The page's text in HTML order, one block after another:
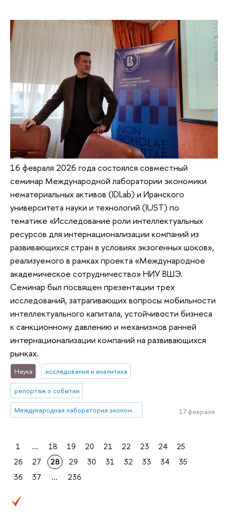
16 февраля 2026 года состоялся совместный
семинар Международной лаборатории экономики
нематериальных активов (IDLab) и Иранского
университета науки и технологий (IUST) по
тематике «Исследование роли интеллектуальных
ресурсов для интернационализации компаний из
развивающихся стран в условиях экзогенных шоков»,
реализуемого в рамках проекта «Международное
академическое сотрудничество» НИУ ВШЭ.
Семинар был посвящен презентации трех
исследований, затрагивающих вопросы мобильности
интеллектуального капитала, устойчивости бизнеса
к санкционному давлению и механизмов ранней
интернационализации компаний на развивающихся
рынках.
Наука исследования и аналитика
репортаж о событии
Международная лаборатория экономики нематериальных активов (Пермь) 17 февраля
1 ... 18 19 20 21 22 23 24
25
26
27 28 29 30 31 32 33 34
35
36
37 ... 236